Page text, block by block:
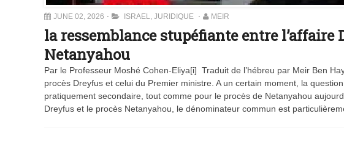
JUNE 02, 2026 ISRAEL, JURIDIQUE MEIR
la ressemblance stupéfiante entre l’affaire
Netanyahou
Par le Professeur Moshé Cohen-Eliya[i] Traduit de l’hébreu par Meir Ben
procès Dreyfus et celui du Premier ministre. A un certain moment, la
pratiquement secondaire, tout comme pour le procès de Netanyahou
Dreyfus et le procès Netanyahou, le dénominateur commun est